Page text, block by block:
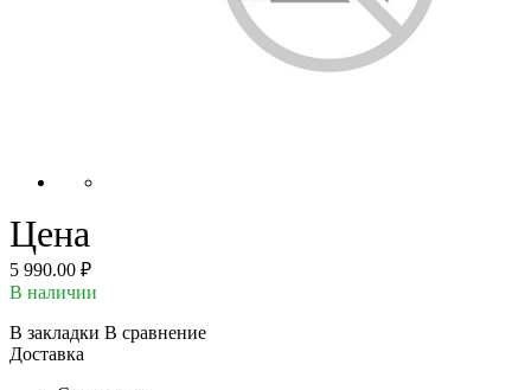
Цена
5 990.00 ₽
В наличии
В закладки В сравнение
Доставка